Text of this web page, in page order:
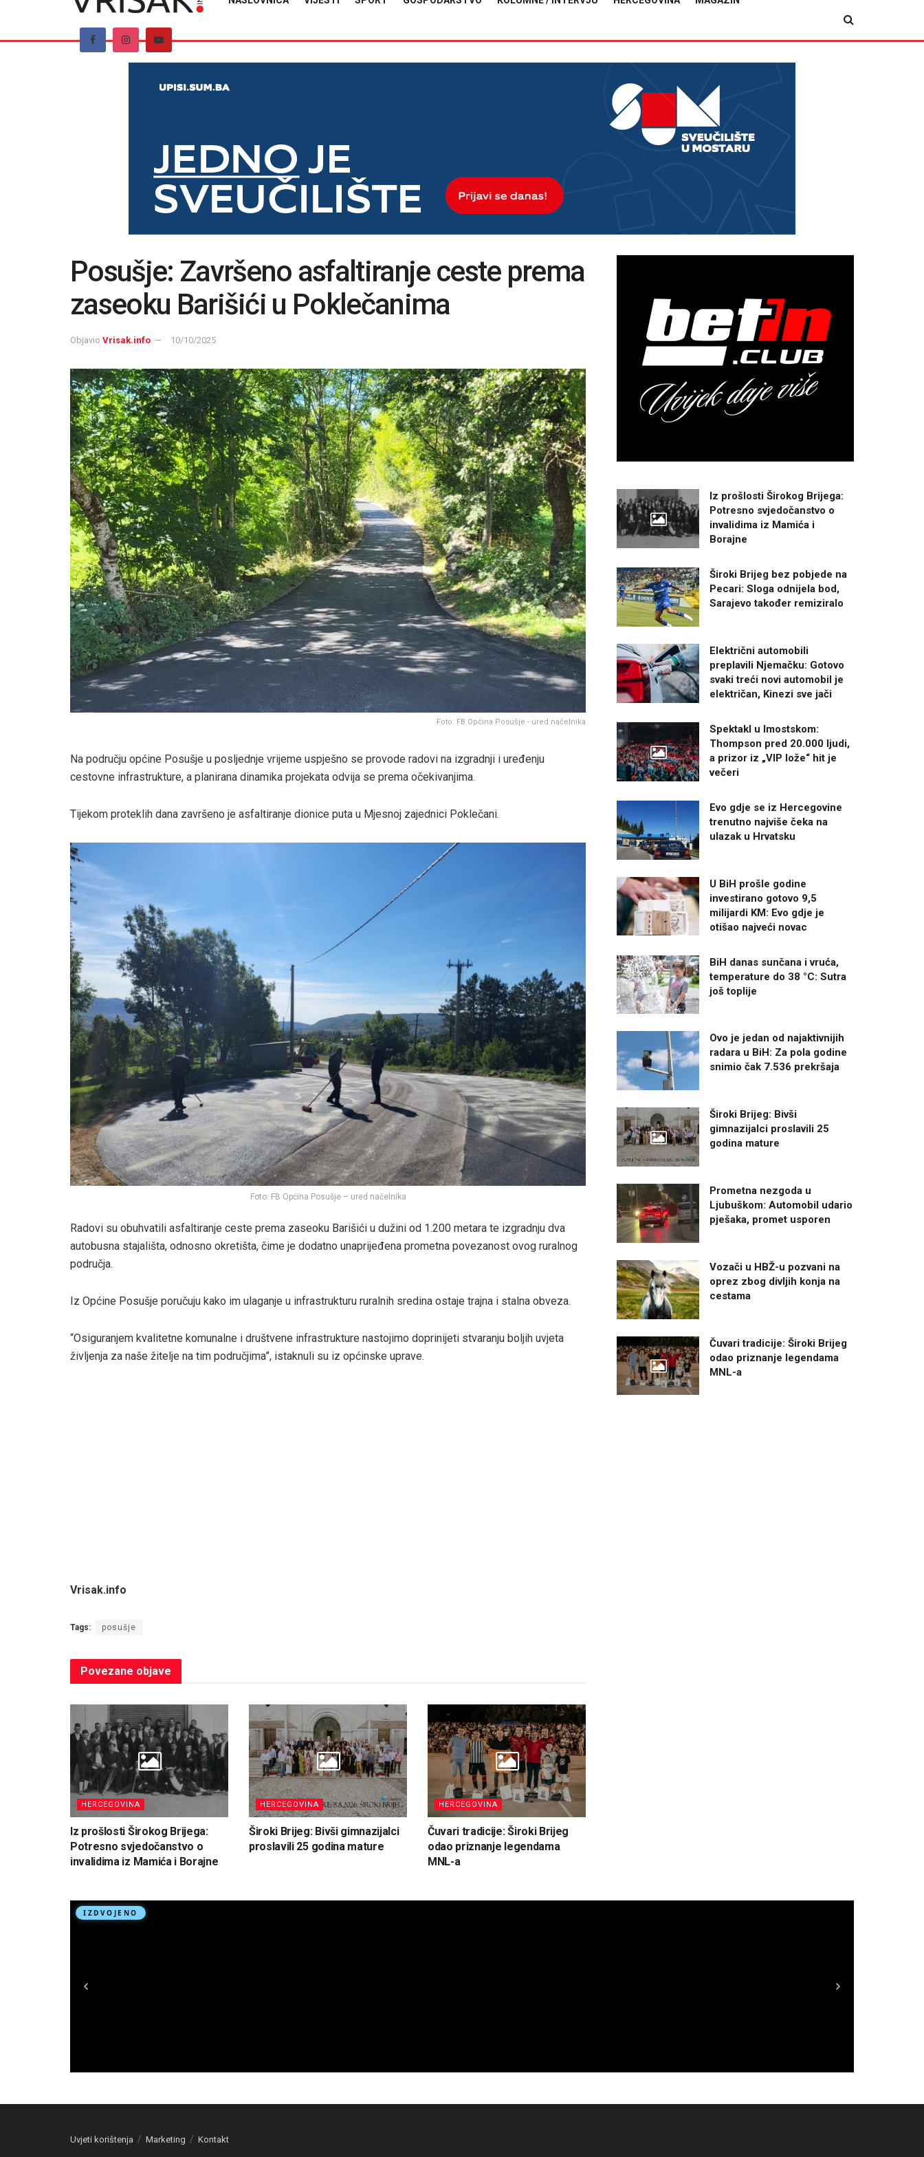
Posušje: Završeno asfaltiranje ceste prema
zaseoku Barišići u Poklečanima
Objavio Vrisak.info 10/10/2025
Foto: FB Općina Posušje - ured načelnika
Na području općine Posušje u posljednje vrijeme uspješno se provode radovi na izgradnji i uređenju
cestovne infrastrukture, a planirana dinamika projekata odvija se prema očekivanjima.
Tijekom proteklih dana završeno je asfaltiranje dionice puta u Mjesnoj zajednici Poklečani.
Foto: FB Općina Posušje – ured načelnika
Radovi su obuhvatili asfaltiranje ceste prema zaseoku Barišići u dužini od 1.200 metara te izgradnju dva
autobusna stajališta, odnosno okretišta, čime je dodatno unaprijeđena prometna povezanost ovog ruralnog
područja.
Iz Općine Posušje poručuju kako im ulaganje u infrastrukturu ruralnih sredina ostaje trajna i stalna obveza.
“Osiguranjem kvalitetne komunalne i društvene infrastrukture nastojimo doprinijeti stvaranju boljih uvjeta
življenja za naše žitelje na tim područjima”, istaknuli su iz općinske uprave.
Vrisak.info
Tags: posušje
Povezane objave
HERCEGOVINA
Iz prošlosti Širokog Brijega:
Potresno svjedočanstvo o
invalidima iz Mamića i Borajne
HERCEGOVINA
Široki Brijeg: Bivši gimnazijalci
proslavili 25 godina mature
HERCEGOVINA
Čuvari tradicije: Široki Brijeg
odao priznanje legendama
MNL-a
Iz prošlosti Širokog Brijega:
Potresno svjedočanstvo o
invalidima iz Mamića i
Borajne
Široki Brijeg bez pobjede na
Pecari: Sloga odnijela bod,
Sarajevo također remiziralo
Električni automobili
preplavili Njemačku: Gotovo
svaki treći novi automobil je
električan, Kinezi sve jači
Spektakl u Imostskom:
Thompson pred 20.000 ljudi,
a prizor iz „VIP lože“ hit je
večeri
Evo gdje se iz Hercegovine
trenutno najviše čeka na
ulazak u Hrvatsku
U BiH prošle godine
investirano gotovo 9,5
milijardi KM: Evo gdje je
otišao najveći novac
BiH danas sunčana i vruća,
temperature do 38 °C: Sutra
još toplije
Ovo je jedan od najaktivnijih
radara u BiH: Za pola godine
snimio čak 7.536 prekršaja
Široki Brijeg: Bivši
gimnazijalci proslavili 25
godina mature
Prometna nezgoda u
Ljubuškom: Automobil udario
pješaka, promet usporen
Vozači u HBŽ-u pozvani na
oprez zbog divljih konja na
cestama
Čuvari tradicije: Široki Brijeg
odao priznanje legendama
MNL-a
Uvjeti korištenja Marketing Kontakt